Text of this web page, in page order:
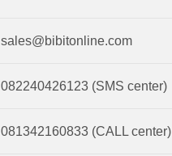
sales@bibitonline.com
082240426123 (SMS center)
081342160833 (CALL center)